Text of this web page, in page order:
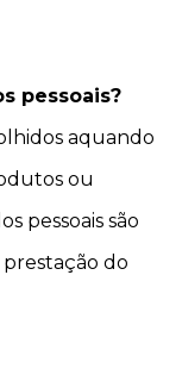
pessoais?
aquando
ou
pessoais são
do